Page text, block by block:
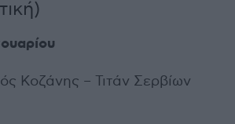
Κοζάνης – Τιτάν Σερβίων